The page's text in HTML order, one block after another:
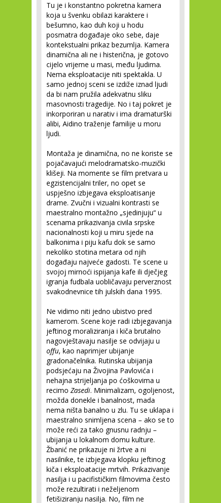
Tu je i konstantno pokretna kamera
koja u švenku obilazi karaktere i
bešumno, kao duh koji u hodu
posmatra događaje oko sebe, daje
kontekstualni prikaz bezumlja. Kamera
dinamična ali ne i histerična, je gotovo
cijelo vrijeme u masi, među ljudima.
Nema eksploatacije niti spektakla. U
samo jednoj sceni se izdiže iznad ljudi
da bi nam pružila adekvatnu sliku
masovnosti tragedije. No i taj pokret je
inkorporiran u narativ i ima dramaturški
alibi, Aidino traženje familije u moru
ljudi.
Montaža je dinamična, no ne koriste se
pojačavajući melodramatsko-muzički
klišeji. Na momente se film pretvara u
egzistencijalni triler, no opet se
uspješno izbjegava eksploatisanje
drame. Zvučni i vizualni kontrasti se
maestralno montažno „sjedinjuju“ u
scenama prikazivanja civila srpske
nacionalnosti koji u miru sjede na
balkonima i piju kafu dok se samo
nekoliko stotina metara od njih
događaju najveće gadosti. Te scene u
svojoj mirnoći ispijanja kafe ili dječjeg
igranja fudbala uobličavaju perverznost
svakodnevnice tih julskih dana 1995.
Ne vidimo niti jedno ubistvo pred
kamerom. Scene koje radi izbjegavanja
jeftinog moraliziranja i kiča brutalno
nagovještavaju nasilje se odvijaju u
offu, kao naprimjer ubijanje
gradonačelnika. Rutinska ubijanja
podsjećaju na Živojina Pavlovića i
nehajna strijeljanja po ćoškovima u
recimo Zasedi. Minimalizam, ogoljenost,
možda donekle i banalnost, mada
nema ništa banalno u zlu. Tu se uklapa i
maestralno snimljena scena – ako se to
može reći za tako gnusnu radnju –
ubijanja u lokalnom domu kulture.
Žbanić ne prikazuje ni žrtve a ni
nasilnike, te izbjegava klopku jeftinog
kiča i eksploatacije mrtvih. Prikazivanje
nasilja i u pacifističkim filmovima često
može rezultirati i neželjenom
fetišiziranju nasilja. No, film ne